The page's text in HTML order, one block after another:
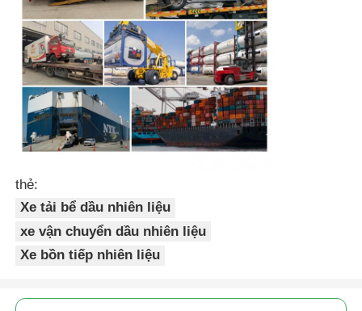
thẻ:
Xe tải bể dầu nhiên liệu
xe vận chuyển dầu nhiên liệu
Xe bồn tiếp nhiên liệu